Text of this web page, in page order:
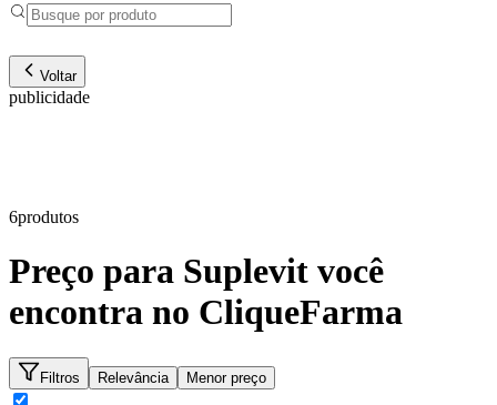
Voltar
publicidade
6produtos
Preço para Suplevit você
encontra no CliqueFarma
Filtros Relevância Menor preço